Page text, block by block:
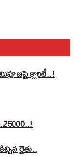
క్లారిటీ..!
రైతు..